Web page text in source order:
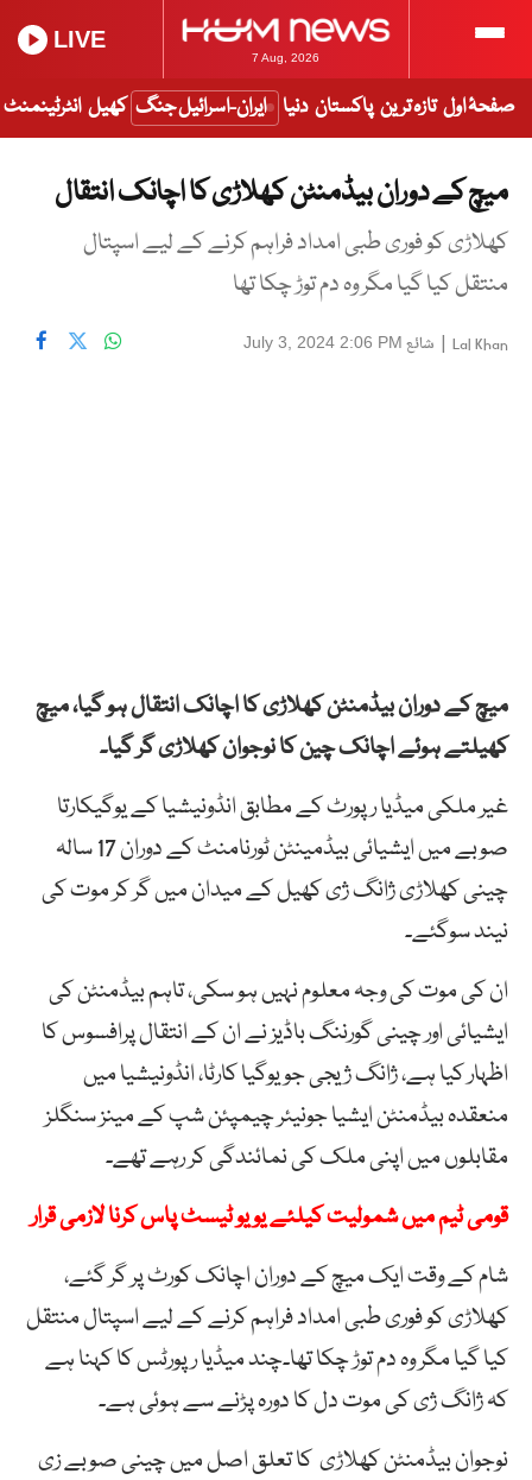
7 Aug, 2026
LIVE
صفحۂ اول تازہ ترین پاکستان دنیا ایران-اسرائیل جنگ کھیل انٹرٹینمنٹ
میچ کے دوران بیڈمنٹن کھلاڑی کا اچانک انتقال
کھلاڑی کو فوری طبی امداد فراہم کرنے کے لیے اسپتال
منتقل کیا گیا مگر وہ دم توڑ چکا تھا
Lal Khan
| شائع July 3, 2024 2:06 PM
میچ کے دوران بیڈمنٹن کھلاڑی کا اچانک انتقال ہو گیا، میچ
کھیلتے ہوئے اچانک چین کا نوجوان کھلاڑی گر گیا۔
غیر ملکی میڈیا رپورٹ کے مطابق انڈونیشیا کے یوگیکارتا
صوبے میں ایشیائی بیڈمینٹن ٹورنامنٹ کے دوران 17 سالہ
چینی کھلاڑی ژانگ ژی کھیل کے میدان میں گر کر موت کی
نیند سوگئے۔
ان کی موت کی وجہ معلوم نہیں ہو سکی، تاہم بیڈمنٹن کی
ایشیائی اور چینی گورننگ باڈیز نے ان کے انتقال پرافسوس کا
اظہار کیا ہے، ژانگ ژیجی جو یوگیا کارٹا، انڈونیشیا میں
منعقدہ بیڈمنٹن ایشیا جونیئر چیمپئن شپ کے مینز سنگلز
مقابلوں میں اپنی ملک کی نمائندگی کر رہے تھے۔
قومی ٹیم میں شمولیت کیلئے یو یو ٹیسٹ پاس کرنا لازمی قرار
شام کے وقت ایک میچ کے دوران اچانک کورٹ پر گر گئے،
کھلاڑی کو فوری طبی امداد فراہم کرنے کے لیے اسپتال منتقل
کیا گیا مگر وہ دم توڑ چکا تھا۔چند میڈیا رپورٹس کا کہنا ہے
کہ ژانگ ژی کی موت دل کا دورہ پڑنے سے ہوئی ہے۔
نوجوان بیڈمنٹن کھلاڑی کا تعلق اصل میں چینی صوبے زی